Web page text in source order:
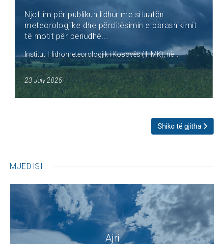
Njoftim për publikun lidhur me situatën
meteorologjike dhe përditësimin e parashikimit
të motit për periudhë...
Instituti Hidrometeorologjik i Kosovës (IHMK), në ...
23 July 2026
Shiko të gjitha
MJEDISI
Ajri